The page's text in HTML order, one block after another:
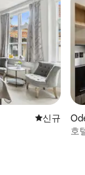
신규 숙소
신규
호